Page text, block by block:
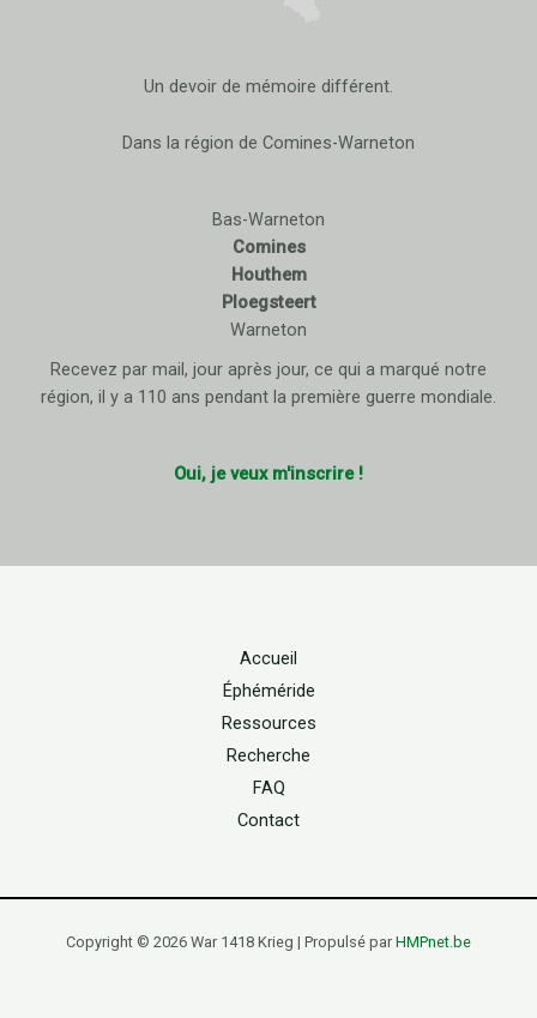
Un devoir de mémoire différent.
Dans la région de Comines-Warneton
Bas-Warneton
Comines
Houthem
Ploegsteert
Warneton
Recevez par mail, jour après jour, ce qui a marqué notre
région, il y a 110 ans pendant la première guerre mondiale.
Oui, je veux m'inscrire !
Accueil
Éphéméride
Ressources
Recherche
FAQ
Contact
Copyright © 2026 War 1418 Krieg | Propulsé par HMPnet.be